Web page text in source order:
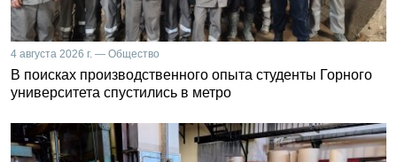
4 августа 2026 г. — Общество
В поисках производственного опыта студенты Горного
университета спустились в метро